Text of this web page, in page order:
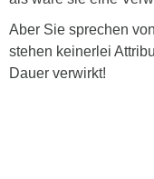
Aber Sie sprechen
stehen keinerlei
Dauer verwirkt!